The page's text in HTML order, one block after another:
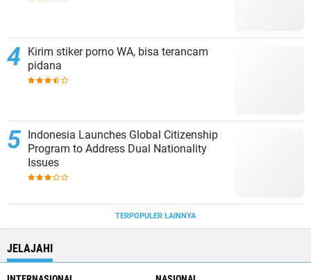
Kirim stiker porno WA, bisa terancam
pidana
Indonesia Launches Global Citizenship
Program to Address Dual Nationality
Issues
TERPOPULER LAINNYA
JELAJAHI